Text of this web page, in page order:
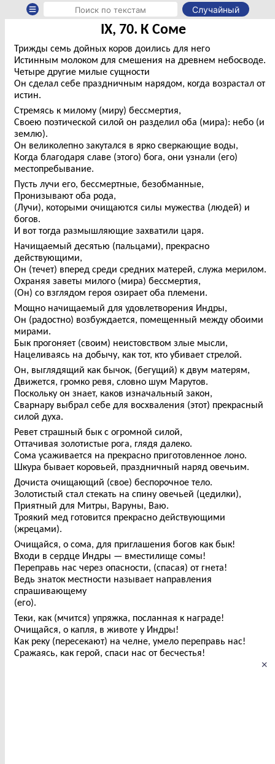
Случайный
×
IX, 70. К Соме
Трижды семь дойных коров доились для него
Истинным молоком для смешения на древнем небосводе.
Четыре другие милые сущности
Он сделал себе праздничным нарядом, когда возрастал от
истин.
Стремясь к милому (миру) бессмертия,
Своею поэтической силой он разделил оба (мира): небо (и
землю).
Он великолепно закутался в ярко сверкающие воды,
Когда благодаря славе (этого) бога, они узнали (его)
местопребывание.
Пусть лучи его, бессмертные, безобманные,
Пронизывают оба рода,
(Лучи), которыми очищаются силы мужества (людей) и
богов.
И вот тогда размышляющие захватили царя.
Начищаемый десятью (пальцами), прекрасно
действующими,
Он (течет) вперед среди средних матерей, служа мерилом.
Охраняя заветы милого (мира) бессмертия,
(Он) со взглядом героя озирает оба племени.
Мощно начищаемый для удовлетворения Индры,
Он (радостно) возбуждается, помещенный между обоими
мирами.
Бык прогоняет (своим) неистовством злые мысли,
Нацеливаясь на добычу, как тот, кто убивает стрелой.
Он, выглядящий как бычок, (бегущий) к двум матерям,
Движется, громко ревя, словно шум Марутов.
Поскольку он знает, каков изначальный закон,
Сварнару выбрал себе для восхваления (этот) прекрасный
силой духа.
Ревет страшный бык с огромной силой,
Оттачивая золотистые рога, глядя далеко.
Сома усаживается на прекрасно приготовленное лоно.
Шкура бывает коровьей, праздничный наряд овечьим.
Дочиста очищающий (свое) беспорочное тело.
Золотистый стал стекать на спину овечьей (цедилки),
Приятный для Митры, Варуны, Ваю.
Троякий мед готовится прекрасно действующими
(жрецами).
Очищайся, о сома, для приглашения богов как бык!
Входи в сердце Индры — вместилище сомы!
Переправь нас через опасности, (спасая) от гнета!
Ведь знаток местности называет направления
спрашивающему
(его).
Теки, как (мчится) упряжка, посланная к награде!
Очищайся, о капля, в животе у Индры!
Как реку (пересекают) на челне, умело переправь нас!
Сражаясь, как герой, спаси нас от бесчестья!